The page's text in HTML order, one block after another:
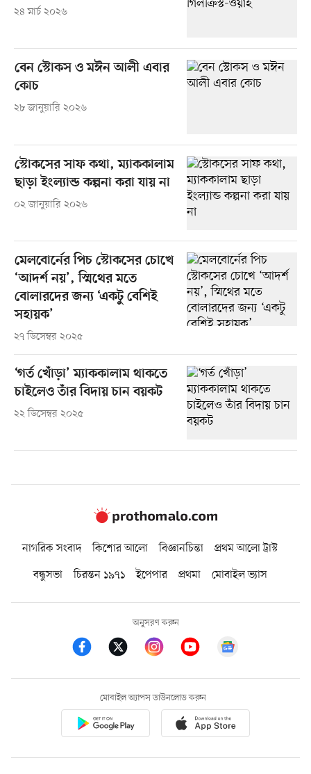
২৪ মার্চ ২০২৬
বেন স্টোকস ও মঈন আলী এবার
কোচ
২৮ জানুয়ারি ২০২৬
স্টোকসের সাফ কথা, ম্যাককালাম
ছাড়া ইংল্যান্ড কল্পনা করা যায় না
০২ জানুয়ারি ২০২৬
মেলবোর্নের পিচ স্টোকসের চোখে
‘আদর্শ নয়’, স্মিথের মতে
বোলারদের জন্য ‘একটু বেশিই
সহায়ক’
২৭ ডিসেম্বর ২০২৫
‘গর্ত খোঁড়া’ ম্যাককালাম থাকতে
চাইলেও তাঁর বিদায় চান বয়কট
২২ ডিসেম্বর ২০২৫
নাগরিক সংবাদ কিশোর আলো বিজ্ঞানচিন্তা
প্রথম আলো ট্রাস্ট
বন্ধুসভা
চিরন্তন ১৯৭১ ইপেপার প্রথমা মোবাইল ভ্যাস
অনুসরণ করুন
মোবাইল অ্যাপস ডাউনলোড করুন